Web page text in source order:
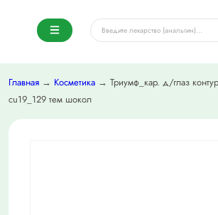
Главная → Косметика → Триумф_кар. д/глаз
cu19_129 тем шокол